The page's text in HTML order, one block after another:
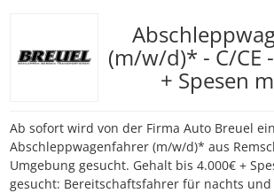
(m/w/d)* - C/CE
+ Spesen
Ab sofort wird von der Firma Auto Breuel ein
Abschleppwagenfahrer (m/w/d)* aus
Umgebung gesucht. Gehalt bis 4.000€ +
gesucht: Bereitschaftsfahrer für nachts